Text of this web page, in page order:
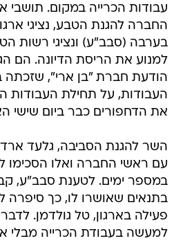
עבודות הכרייה במקום. תושבי
החברה להגנת הטבע, נציגי
בערבה (סבב"ע) ונציגי רשות
למנוע את הריסת הדיונה. הם
הודעת חברת "בן ארי", שזכתה
העבודות, על תחילת העבודות
את הדחפורים כבר ביום שישי
השר להגנת הסביבה, גלעד
עם ראשי החברה ואלו הסכימו
במספר ימים. לטענת סבב"ע,
בתנאים שאושרו לו, כך סיפרה
פעילה בארגון, טל גולדמן.
למעשה בעבודת הכרייה מבלי